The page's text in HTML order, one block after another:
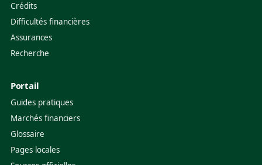
Crédits
Difficultés financières
Assurances
Recherche
Portail
Guides pratiques
Marchés financiers
Glossaire
Pages locales